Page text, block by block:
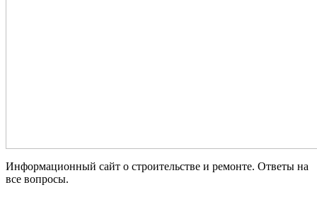
Информационный сайт о строительстве и ремонте. Ответы на
все вопросы.